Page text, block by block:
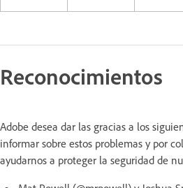
Reconocimientos
Adobe desea dar las gracias a los
informar sobre estos problemas y por
ayudarnos a proteger la seguridad de